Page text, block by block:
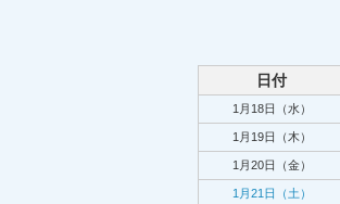
日付
1月18日（水）
1月19日（木）
1月20日（金）
1月21日（土）